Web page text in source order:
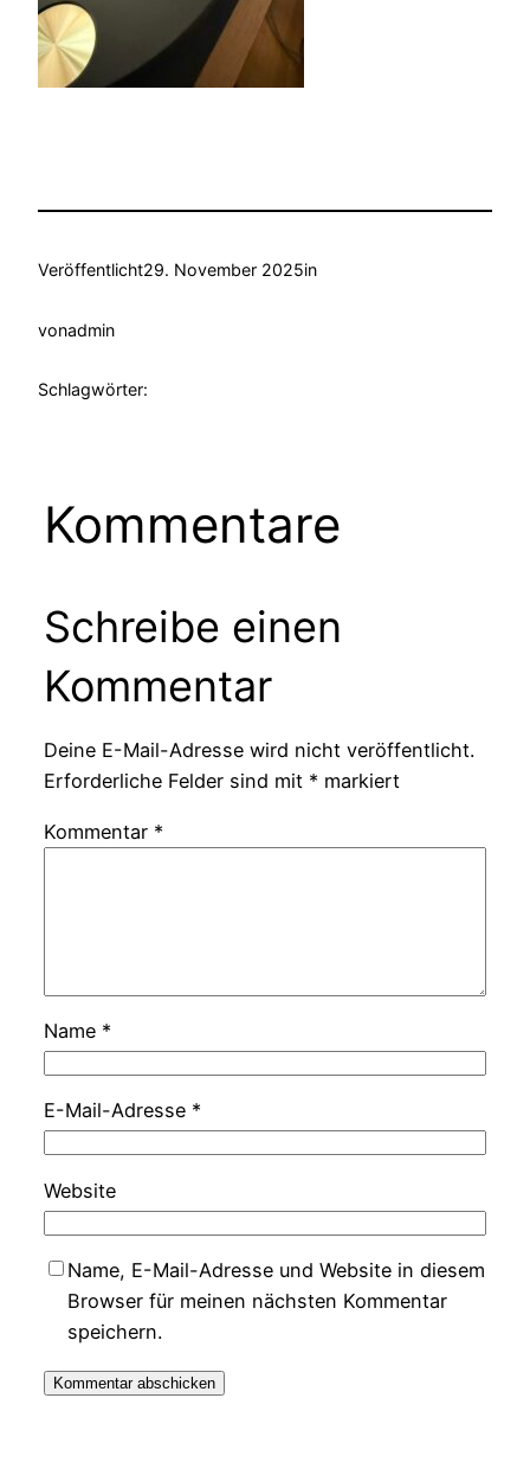
Veröffentlicht29. November 2025in
vonadmin
Schlagwörter:
Kommentare
Schreibe einen
Kommentar
Deine E-Mail-Adresse wird nicht veröffentlicht.
Erforderliche Felder sind mit * markiert
Kommentar *
Name *
E-Mail-Adresse *
Website
Name, E-Mail-Adresse und Website in diesem
Browser für meinen nächsten Kommentar
speichern.